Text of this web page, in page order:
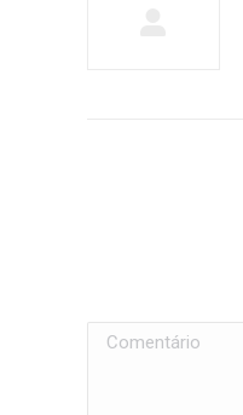
Comentário